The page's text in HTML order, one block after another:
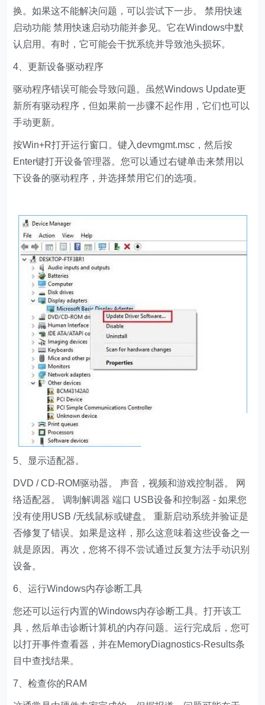
换。如果这不能解决问题，可以尝试下一步。 禁用快速
启动功能 禁用快速启动功能并参见。它在Windows中默
认启用。有时，它可能会干扰系统并导致池头损坏。
4、更新设备驱动程序
驱动程序错误可能会导致问题。虽然Windows Update更
新所有驱动程序，但如果前一步骤不起作用，它们也可以
手动更新。
按Win+R打开运行窗口。键入devmgmt.msc，然后按
Enter键打开设备管理器。您可以通过右键单击来禁用以
下设备的驱动程序，并选择禁用它们的选项。
5、显示适配器。
DVD / CD-ROM驱动器。 声音，视频和游戏控制器。 网
络适配器。 调制解调器 端口 USB设备和控制器 - 如果您
没有使用USB /无线鼠标或键盘。 重新启动系统并验证是
否修复了错误。如果是这样，那么这意味着这些设备之一
就是原因。再次，您将不得不尝试通过反复方法手动识别
设备。
6、运行Windows内存诊断工具
您还可以运行内置的Windows内存诊断工具。打开该工
具，然后单击诊断计算机的内存问题。运行完成后，您可
以打开事件查看器，并在MemoryDiagnostics-Results条
目中查找结果。
7、检查你的RAM